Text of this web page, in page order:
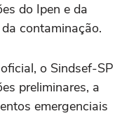
do Ipen e da
contaminação.
o Sindsef-SP
preliminares, a
emergenciais